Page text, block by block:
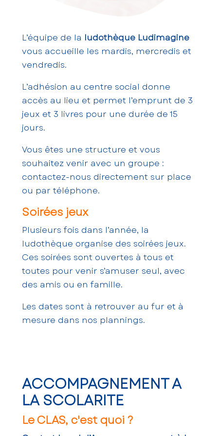
L’équipe de la ludothèque Ludimagine
vous accueille les mardis, mercredis et
vendredis.
L’adhésion au centre social donne
accès au lieu et permet l’emprunt de 3
jeux et 3 livres pour une durée de 15
jours.
Vous êtes une structure et vous
souhaitez venir avec un groupe :
contactez-nous directement sur place
ou par téléphone.
Soirées jeux
Plusieurs fois dans l’année, la
ludothèque organise des soirées jeux.
Ces soirées sont ouvertes à tous et
toutes pour venir s’amuser seul, avec
des amis ou en famille.
Les dates sont à retrouver au fur et à
mesure dans nos plannings.
ACCOMPAGNEMENT A
LA SCOLARITE
Le CLAS, c'est quoi ?